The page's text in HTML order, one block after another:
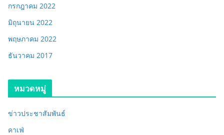
กรกฎาคม 2022
มิถุนายน 2022
พฤษภาคม 2022
ธันวาคม 2017
หมวดหมู่
ข่าวประชาสัมพันธ์
คาเฟ่